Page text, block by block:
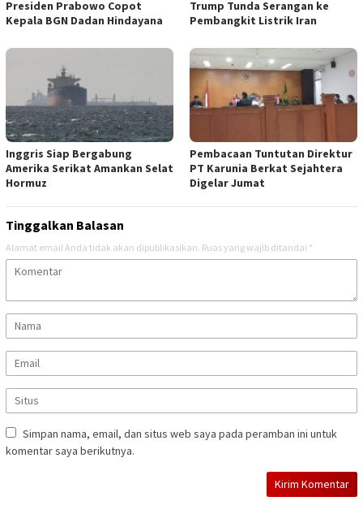
Presiden Prabowo Copot
Kepala BGN Dadan Hindayana
Trump Tunda Serangan ke
Pembangkit Listrik Iran
Inggris Siap Bergabung
Amerika Serikat Amankan Selat
Hormuz
Pembacaan Tuntutan Direktur
PT Karunia Berkat Sejahtera
Digelar Jumat
Tinggalkan Balasan
Alamat email Anda tidak akan dipublikasikan. Ruas yang wajib ditandai *
Simpan nama, email, dan situs web saya pada peramban ini untuk
komentar saya berikutnya.